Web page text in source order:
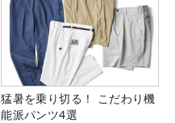
猛暑を乗り切る！ こだわり機
能派パンツ4選